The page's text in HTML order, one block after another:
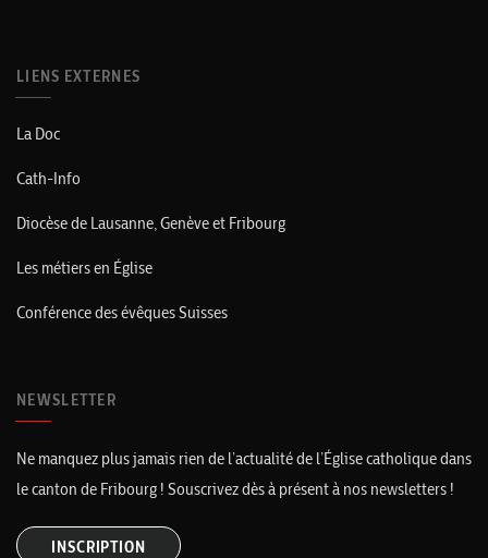
LIENS EXTERNES
La Doc
Cath-Info
Diocèse de Lausanne, Genève et Fribourg
Les métiers en Église
Conférence des évêques Suisses
NEWSLETTER
Ne manquez plus jamais rien de l’actualité de l’Église catholique dans
le canton de Fribourg ! Souscrivez dès à présent à nos newsletters !
INSCRIPTION